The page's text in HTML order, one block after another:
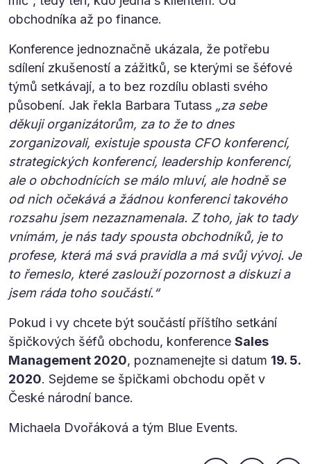
obchodníka až po finance.
Konference jednoznačně ukázala, že potřebu
sdílení zkušeností a zážitků, se kterými se šéfové
týmů setkávají, a to bez rozdílu oblasti svého
působení. Jak řekla Barbara Tutass „za sebe
děkuji organizátorům, za to že to dnes
zorganizovali, existuje spousta CFO konferencí,
strategických konferencí, leadership konferencí,
ale o obchodnících se málo mluví, ale hodně se
od nich očekává a žádnou konferenci takového
rozsahu jsem nezaznamenala. Z toho, jak to tady
vnímám, je nás tady spousta obchodníků, je to
profese, která má svá pravidla a má svůj vývoj. Je
to řemeslo, které zaslouží pozornost a diskuzi a
jsem ráda toho součástí.“
Pokud i vy chcete být součástí příštího setkání
špičkových šéfů obchodu, konference Sales
Management 2020, poznamenejte si datum 19. 5.
2020. Sejdeme se špičkami obchodu opět v
České národní bance.
Michaela Dvořáková a tým Blue Events.